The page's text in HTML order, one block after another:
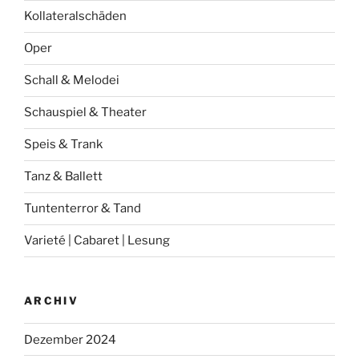
Kollateralschäden
Oper
Schall & Melodei
Schauspiel & Theater
Speis & Trank
Tanz & Ballett
Tuntenterror & Tand
Varieté | Cabaret | Lesung
ARCHIV
Dezember 2024